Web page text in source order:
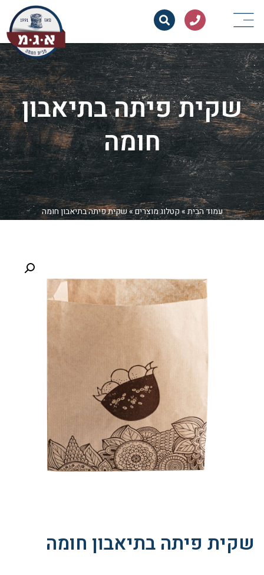
שקית פיתה בתיאבון
חומה
עמוד הבית»קטלוג מוצרים»שקית פיתה בתיאבון חומה
שקית פיתה בתיאבון חומה